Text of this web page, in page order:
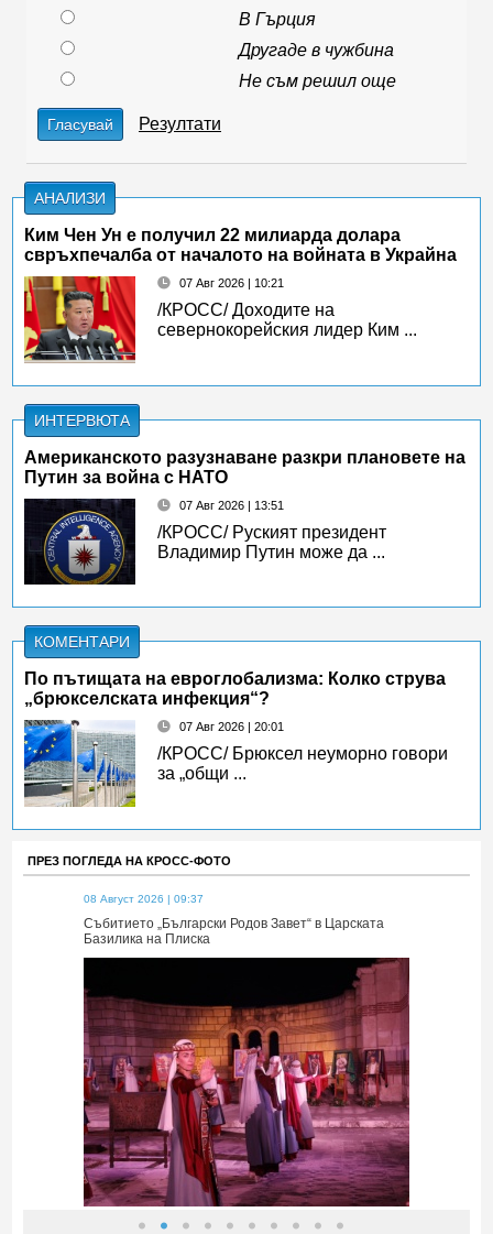
В Гърция
Другаде в чужбина
Не съм решил още
Гласувай Резултати
АНАЛИЗИ
Ким Чен Ун е получил 22 милиарда долара
свръхпечалба от началото на войната в Украйна
07 Авг 2026 | 10:21
/КРОСС/ Доходите на
севернокорейския лидер Ким ...
ИНТЕРВЮТА
Американското разузнаване разкри плановете на
Путин за война с НАТО
07 Авг 2026 | 13:51
/КРОСС/ Руският президент
Владимир Путин може да ...
КОМЕНТАРИ
По пътищата на евроглобализма: Колко струва
„брюкселската инфекция“?
07 Авг 2026 | 20:01
/КРОСС/ Брюксел неуморно говори
за „общи ...
ПРЕЗ ПОГЛЕДА НА КРОСС-ФОТО
08 Август 2026 | 09:37
Събитието „Български Родов Завет“ в Царската
Базилика на Плиска